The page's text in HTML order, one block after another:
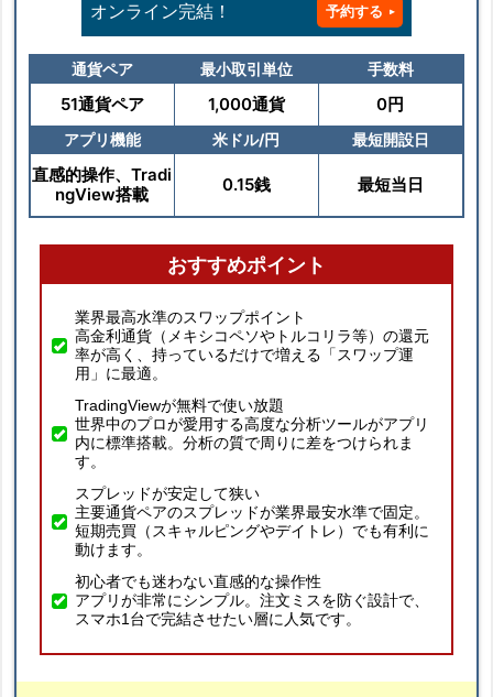
オンライン完結！ 予約する
通貨ペア 最小取引単位 手数料
51通貨ペア 1,000通貨 0円
アプリ機能 米ドル/円 最短開設日
直感的操作、Tradi
ngView搭載
0.15銭 最短当日
おすすめポイント
業界最高水準のスワップポイント
高金利通貨（メキシコペソやトルコリラ等）の還元
率が高く、持っているだけで増える「スワップ運
用」に最適。
TradingViewが無料で使い放題
世界中のプロが愛用する高度な分析ツールがアプリ
内に標準搭載。分析の質で周りに差をつけられま
す。
スプレッドが安定して狭い
主要通貨ペアのスプレッドが業界最安水準で固定。
短期売買（スキャルピングやデイトレ）でも有利に
動けます。
初心者でも迷わない直感的な操作性
アプリが非常にシンプル。注文ミスを防ぐ設計で、
スマホ1台で完結させたい層に人気です。